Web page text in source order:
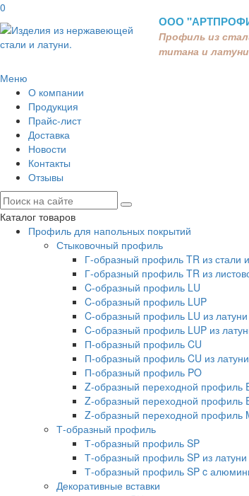
0
ООО
Профиль из
титана и
Меню
О компании
Продукция
Прайс-лист
Доставка
Новости
Контакты
Отзывы
Каталог товаров
Профиль для напольных покрытий
Стыковочный профиль
Г-образный профиль TR из стали
Г-образный профиль TR из
C-образный профиль LU
C-образный профиль LUP
C-образный профиль LU из латуни
C-образный профиль LUP из
П-образный профиль CU
П-образный профиль CU из латуни
П-образный профиль PO
Z-образный переходной профиль
Z-образный переходной профиль
Z-образный переходной профиль
Т-образный профиль
Т-образный профиль SP
Т-образный профиль SP из латуни
Т-образный профиль SP c
Декоративные вставки